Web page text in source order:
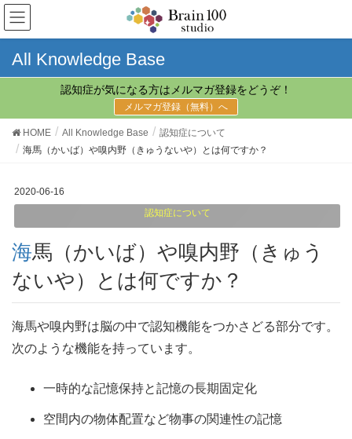
All Knowledge Base
認知症が気になる方はメルマガ登録をどうぞ！
メルマガ登録（無料）へ
HOME All Knowledge Base
認知症について
海馬（かいば）や嗅内野（きゅうないや）とは何ですか？
2020-06-16
認知症について
海馬（かいば）や嗅内野（きゅう
ないや）とは何ですか？
海馬や嗅内野は脳の中で認知機能をつかさどる部分です。
次のような機能を持っています。
一時的な記憶保持と記憶の⻑期固定化
空間内の物体配置など物事の関連性の記憶